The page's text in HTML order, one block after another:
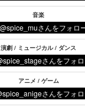
音楽
演劇 / ミュージカル / ダンス
アニメ / ゲーム